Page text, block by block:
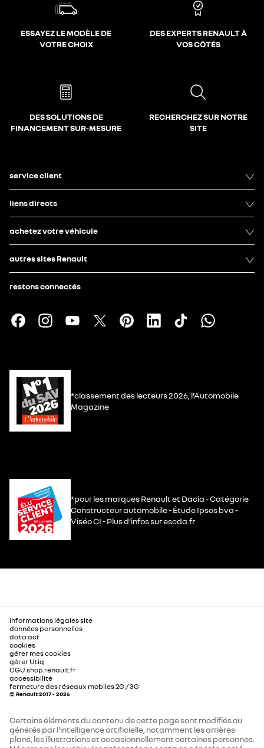
ESSAYEZ LE MODÈLE DE
VOTRE CHOIX
DES EXPERTS RENAULT À
VOS CÔTÉS
DES SOLUTIONS DE
FINANCEMENT SUR-MESURE
RECHERCHEZ SUR NOTRE
SITE
service client
liens directs
achetez votre véhicule
autres sites Renault
restons connectés
*classement des lecteurs 2026, l’Automobile
Magazine
*pour les marques Renault et Dacia - Catégorie
Constructeur automobile - Étude Ipsos bva -
Viséo CI - Plus d’infos sur escda.fr
informations légales site
données personnelles
data act
cookies
gérer mes cookies
gérer Utiq
CGU shop.renault.fr
accessibilité
fermeture des réseaux mobiles 2G / 3G
© Renault 2017 - 2026
Certains éléments du contenu de cette page sont modifiés ou
générés par l'intelligence artificielle, notamment les arrières-
plans, les illustrations et occasionnellement certaines personnes.